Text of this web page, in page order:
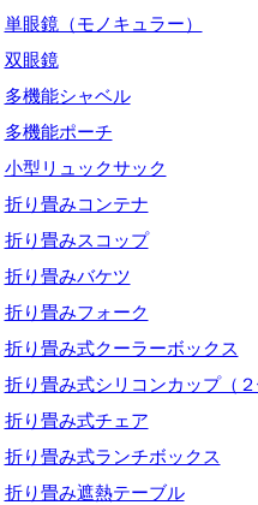
単眼鏡（モノキュラー）
双眼鏡
多機能シャベル
多機能ポーチ
小型リュックサック
折り畳みコンテナ
折り畳みスコップ
折り畳みバケツ
折り畳みフォーク
折り畳み式クーラーボックス
折り畳み式シリコンカップ（２
折り畳み式チェア
折り畳み式ランチボックス
折り畳み遮熱テーブル